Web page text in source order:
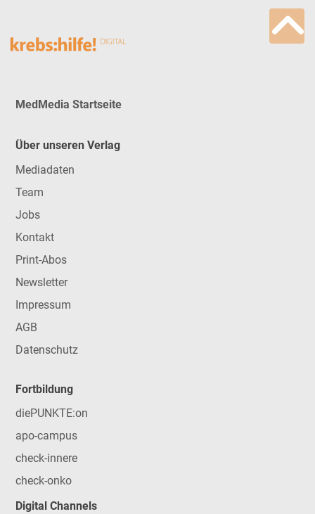
MedMedia Startseite
Über unseren Verlag
Mediadaten
Team
Jobs
Kontakt
Print-Abos
Newsletter
Impressum
AGB
Datenschutz
Fortbildung
diePUNKTE:on
apo-campus
check-innere
check-onko
Digital Channels